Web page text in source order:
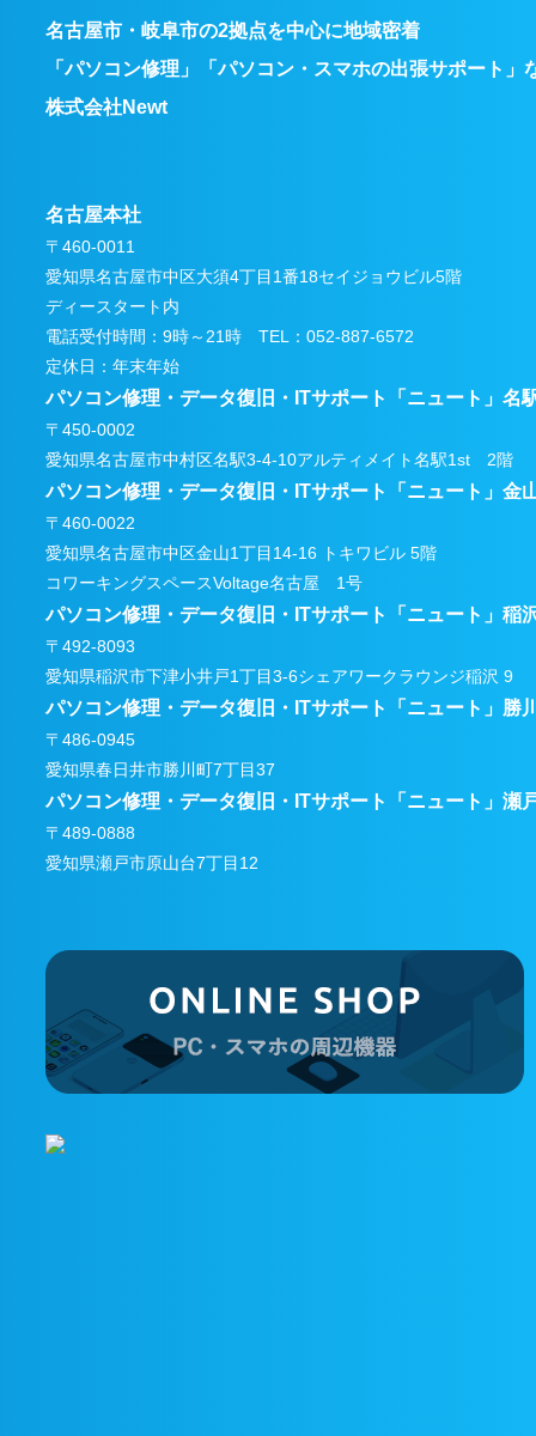
名古屋市・岐阜市の2拠点を中心に地域密着
「パソコン修理」「パソコン・スマホの出張サポート」
株式会社Newt
名古屋本社
〒460-0011
愛知県名古屋市中区大須4丁目1番18セイジョウビル5階
ディースタート内
電話受付時間：9時～21時 TEL：052-887-6572
定休日：年末年始
パソコン修理・データ復旧・ITサポート 「ニュート」名
〒450-0002
愛知県名古屋市中村区名駅3-4-10アルティメイト名駅1st 2階
パソコン修理・データ復旧・ITサポート 「ニュート」金
〒460-0022
愛知県名古屋市中区金山1丁目14-16 トキワビル 5階
コワーキングスペースVoltage名古屋 1号
パソコン修理・データ復旧・ITサポート 「ニュート」稲
〒492-8093
愛知県稲沢市下津小井戸1丁目3-6シェアワークラウンジ稲沢 9
パソコン修理・データ復旧・ITサポート 「ニュート」勝
〒486-0945
愛知県春日井市勝川町7丁目37
パソコン修理・データ復旧・ITサポート 「ニュート」瀬
〒489-0888
愛知県瀬戸市原山台7丁目12